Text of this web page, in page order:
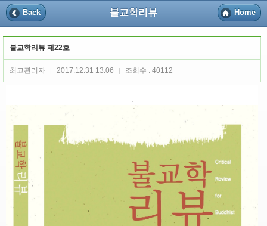
Back 불교학리뷰 Home
불교학리뷰 제22호
최고관리자 2017.12.31 13:06 조회수 : 40112
.